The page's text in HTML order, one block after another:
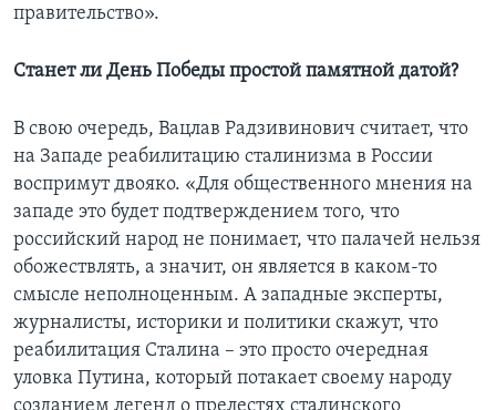
правительство».
Станет ли День Победы простой памятной датой?
В свою очередь, Вацлав Радзивинович считает, что
на Западе реабилитацию сталинизма в России
воспримут двояко. «Для общественного мнения на
западе это будет подтверждением того, что
российский народ не понимает, что палачей нельзя
обожествлять, а значит, он является в каком-то
смысле неполноценным. А западные эксперты,
журналисты, историки и политики скажут, что
реабилитация Сталина – это просто очередная
уловка Путина, который потакает своему народу